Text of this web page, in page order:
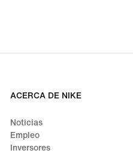
ACERCA DE NIKE
Noticias
Empleo
Inversores